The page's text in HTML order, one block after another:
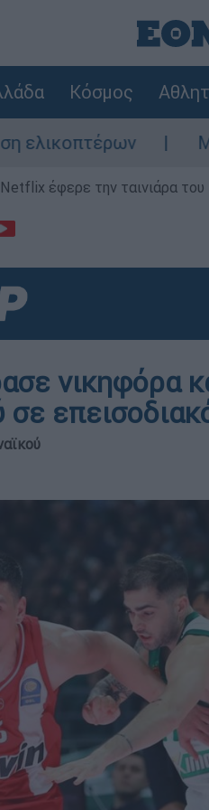
Κόσμος
Μπαράζ
έφερε την ταινιάρα
νικηφόρα